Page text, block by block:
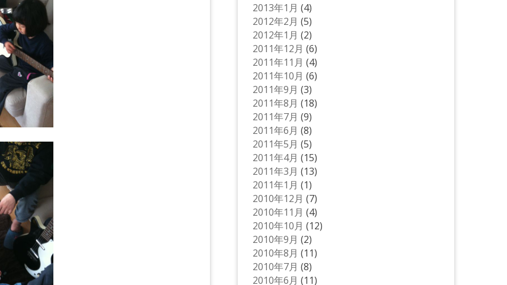
2013年1月 (4)
2012年2月 (5)
2012年1月 (2)
2011年12月 (6)
2011年11月 (4)
2011年10月 (6)
2011年9月 (3)
2011年8月 (18)
2011年7月 (9)
2011年6月 (8)
2011年5月 (5)
2011年4月 (15)
2011年3月 (13)
2011年1月 (1)
2010年12月 (7)
2010年11月 (4)
2010年10月 (12)
2010年9月 (2)
2010年8月 (11)
2010年7月 (8)
2010年6月 (11)